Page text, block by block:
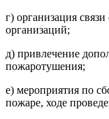
г) организация
организаций;
д) привлечение
пожаротушения;
е) мероприятия по
пожаре, ходе